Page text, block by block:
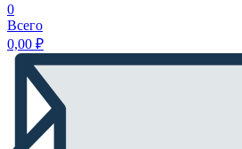
0
Всего
0,00 ₽